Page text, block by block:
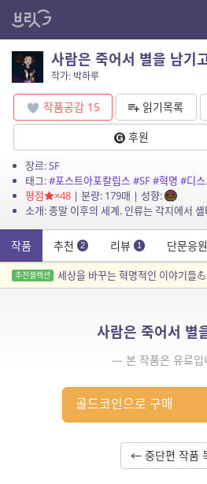
사람은 죽어서 별을 남기
작가: 박하루
작품공감 15 읽기목록
후원
장르:SF
태그:#포스트아포칼립스#SF#혁명 #디
평점
×48| 분량: 179매 | 성향:
작품 추천 2 리뷰 1 단문응원
추천셀렉션 세상을 바꾸는 혁명적인 이야기들💪
사람은 죽어서 별
— 본 작품은 유료
골드코인으로 구매
← 중단편 작품